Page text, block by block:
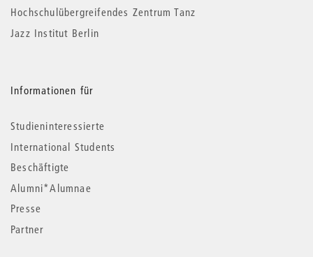
Hochschulübergreifendes Zentrum Tanz
Jazz Institut Berlin
Informationen für
Studieninteressierte
International Students
Beschäftigte
Alumni*Alumnae
Presse
Partner